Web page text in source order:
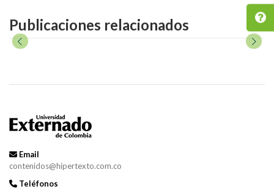
Publicaciones relacionados
Email
contenidos@hipertexto.com.co
Teléfonos